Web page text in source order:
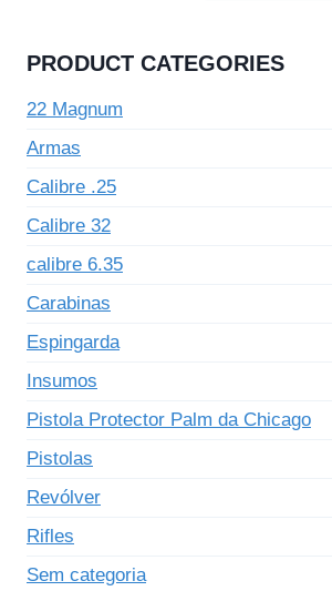
PRODUCT CATEGORIES
22 Magnum
Armas
Calibre .25
Calibre 32
calibre 6.35
Carabinas
Espingarda
Insumos
Pistola Protector Palm da Chicago
Pistolas
Revólver
Rifles
Sem categoria